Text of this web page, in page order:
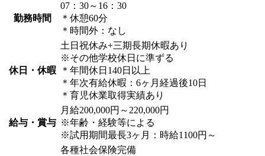
勤務時間
07：30～16：30
＊休憩60分
＊時間外：なし
休日・休暇
土日祝休み+三期長期休暇あり
※その他学校休日に準ずる
＊年間休日140日以上
＊年次有給休暇：6ヶ月経過後10日
＊育児休業取得実績あり
給与・賞与
月給200,000円～220,000円
※年齢・経験等による
※試用期間最長3ヶ月：時給1100円～
各種社会保険完備